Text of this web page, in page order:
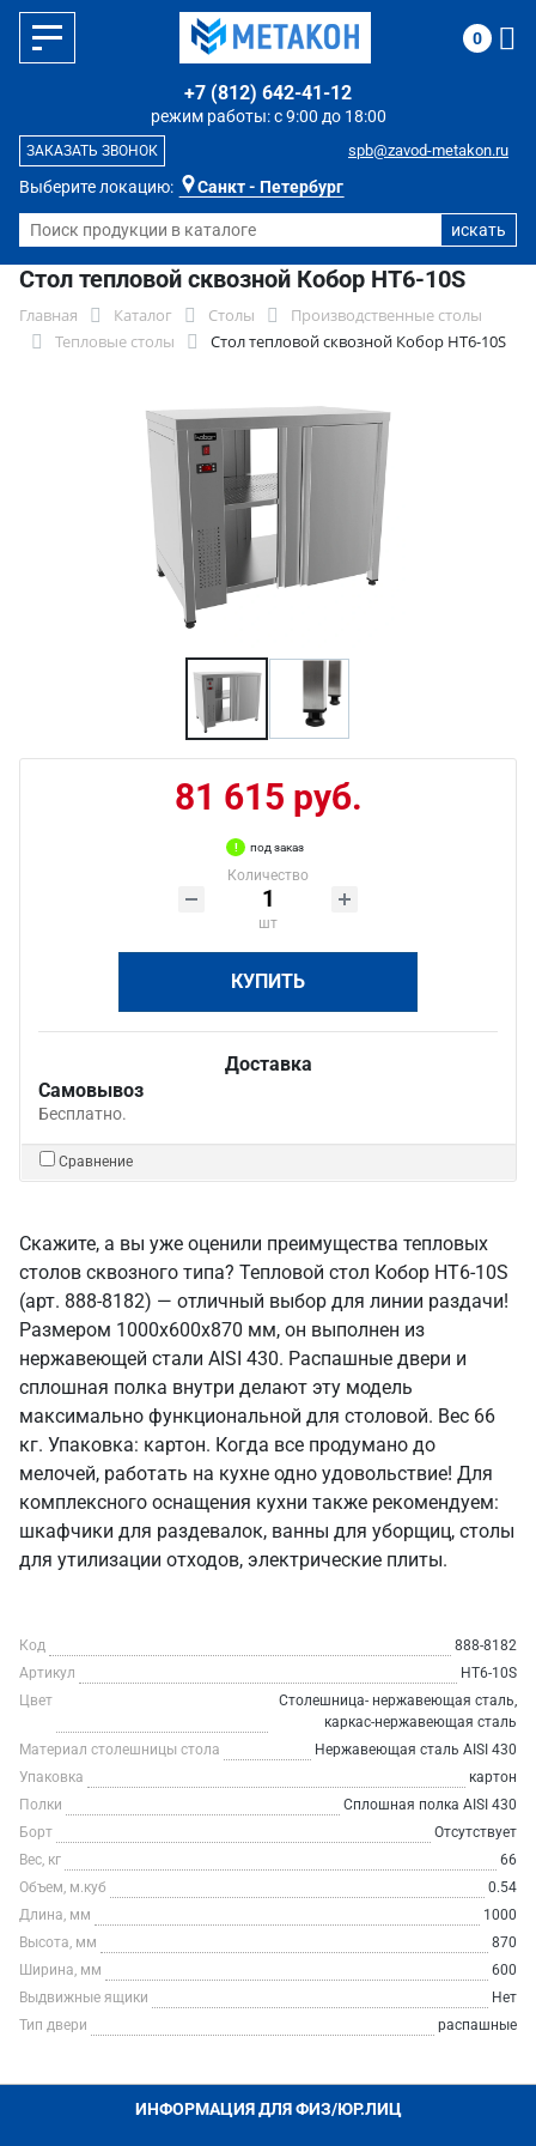
Выберите локацию: Санкт - Петербург
режим работы: с 9:00 до 18:00
+7 (812) 642-41-12
spb@zavod-metakon.ru
ЗАКАЗАТЬ ЗВОНОК
0
Стол тепловой сквозной Кобор HT6-10S
Главная Каталог Столы
Производственные столы
Тепловые столы
Стол тепловой сквозной Кобор HT6-10S
81 615 руб.
под заказ
Количество
шт
КУПИТЬ
Доставка
Самовывоз
Бесплатно.
Сравнение
Скажите, а вы уже оценили преимущества тепловых
столов сквозного типа? Тепловой стол Кобор HT6-10S
(арт. 888-8182) — отличный выбор для линии раздачи!
Размером 1000x600x870 мм, он выполнен из
нержавеющей стали AISI 430. Распашные двери и
сплошная полка внутри делают эту модель
максимально функциональной для столовой. Вес 66
кг. Упаковка: картон. Когда все продумано до
мелочей, работать на кухне одно удовольствие! Для
комплексного оснащения кухни также рекомендуем:
шкафчики для раздевалок, ванны для уборщиц, столы
для утилизации отходов, электрические плиты.
Код
888-8182
Артикул
HT6-10S
Цвет
Столешница- нержавеющая сталь,
каркас-нержавеющая сталь
Материал столешницы стола
Нержавеющая сталь AISI 430
Упаковка
картон
Полки
Сплошная полка AISI 430
Борт
Отсутствует
Вес, кг
66
Объем, м.куб
0.54
Длина, мм
1000
Высота, мм
870
Ширина, мм
600
Выдвижные ящики
Нет
Тип двери
распашные
ИНФОРМАЦИЯ ДЛЯ ФИЗ/ЮР.ЛИЦ